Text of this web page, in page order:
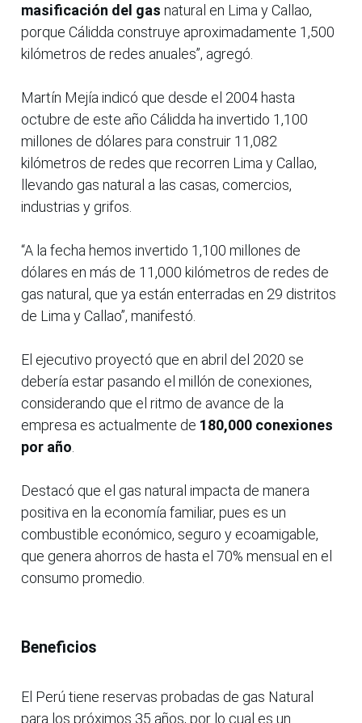
masificación del gas natural en Lima y Callao,
porque Cálidda construye aproximadamente 1,500
kilómetros de redes anuales”, agregó.
Martín Mejía indicó que desde el 2004 hasta
octubre de este año Cálidda ha invertido 1,100
millones de dólares para construir 11,082
kilómetros de redes que recorren Lima y Callao,
llevando gas natural a las casas, comercios,
industrias y grifos.
“A la fecha hemos invertido 1,100 millones de
dólares en más de 11,000 kilómetros de redes de
gas natural, que ya están enterradas en 29 distritos
de Lima y Callao”, manifestó.
El ejecutivo proyectó que en abril del 2020 se
debería estar pasando el millón de conexiones,
considerando que el ritmo de avance de la
empresa es actualmente de 180,000 conexiones
por año
Destacó que el gas natural impacta de manera
positiva en la economía familiar, pues es un
combustible económico, seguro y ecoamigable,
que genera ahorros de hasta el 70% mensual en el
consumo promedio.
Beneficios
El Perú tiene reservas probadas de gas Natural
para los próximos 35 años, por lo cual es un